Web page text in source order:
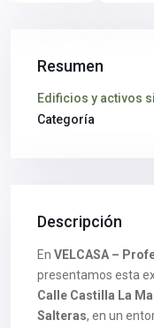
Resumen
Edificios y activos
Categoría
Descripción
En VELCASA –
presentamos esta
Calle Castilla La
Salteras, en un